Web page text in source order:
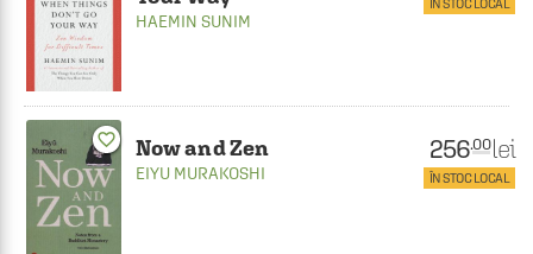
HAEMIN SUNIM
ÎN STOC LOCAL
favorite_border Now and Zen
EIYU MURAKOSHI
256.00 lei
ÎN STOC LOCAL